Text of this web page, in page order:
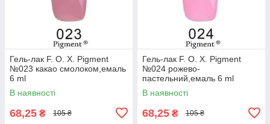
Гель-лак F. O. X. Pigment
№023 какао смолоком,емаль
6 ml
В наявності
68,25 ₴ 105 ₴
Гель-лак F. O. X. Pigment
№024 рожево-
пастельний,емаль 6 ml
В наявності
68,25 ₴ 105 ₴